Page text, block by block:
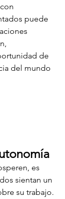
puede
de
del mundo
es
sientan un
su trabajo.